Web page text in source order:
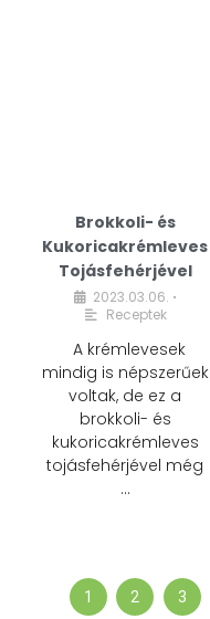
Brokkoli- és
Kukoricakrémleves
Tojásfehérjével
2023.03.06. •
Receptek
A krémlevesek
mindig is népszerűek
voltak, de ez a
brokkoli- és
kukoricakrémleves
tojásfehérjével még
…
1 2 3